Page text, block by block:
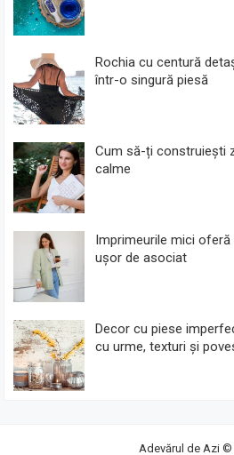
Rochia cu centură
într-o singură piesă
Cum să-ți construiești
calme
Imprimeurile mici
ușor de asociat
Decor cu piese
cu urme, texturi și
Adevărul de Azi©